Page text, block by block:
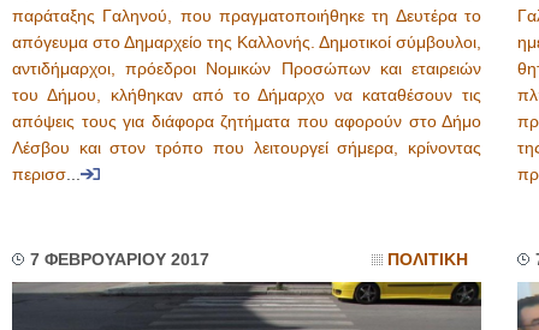
παράταξης Γαληνού, που πραγματοποιήθηκε τη Δευτέρα το
απόγευμα στο Δημαρχείο της Καλλονής. Δημοτικοί σύμβουλοι,
αντιδήμαρχοι, πρόεδροι Νομικών Προσώπων και εταιρειών
του Δήμου, κλήθηκαν από το Δήμαρχο να καταθέσουν τις
απόψεις τους για διάφορα ζητήματα που αφορούν στο Δήμο
Λέσβου και στον τρόπο που λειτουργεί σήμερα, κρίνοντας
περισσ...
7 ΦΕΒΡΟΥΑΡΙΟΥ 2017 ΠΟΛΙΤΙΚΗ